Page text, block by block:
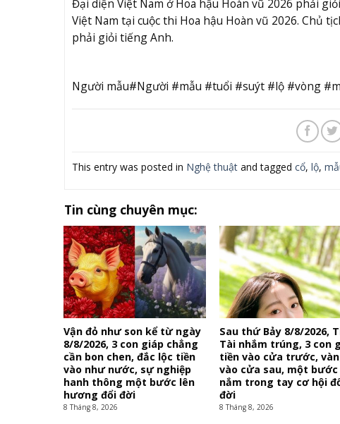
Đại diện Việt Nam ở Hoa hậu Hoàn vũ 2026 phải
Việt Nam tại cuộc thi Hoa hậu Hoàn vũ 2026. Chủ
phải giỏi tiếng Anh.
Người mẫu#Người #mẫu #tuổi #suýt #lộ #vòng
This entry was posted in Nghệ thuậtand tagged cổ, lộ,
Tin cùng chuyên mục:
Vận đỏ như son kể từ ngày
8/8/2026, 3 con giáp chẳng
cần bon chen, đắc lộc tiền
vào như nước, sự nghiệp
hanh thông một bước lên
hương đổi đời
8 Tháng 8, 2026
Sau thứ Bảy 8/8/2026,
Tài nhắm trúng, 3 con
tiền vào cửa trước,
vào cửa sau, một bước
nắm trong tay cơ hội
đời
8 Tháng 8, 2026